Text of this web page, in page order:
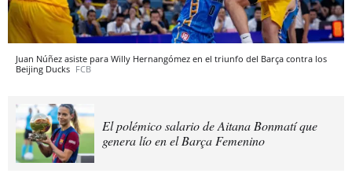
Juan Núñez asiste para Willy Hernangómez en el triunfo del Barça contra los
Beijing Ducks FCB
El polémico salario de Aitana Bonmatí que
genera lío en el Barça Femenino